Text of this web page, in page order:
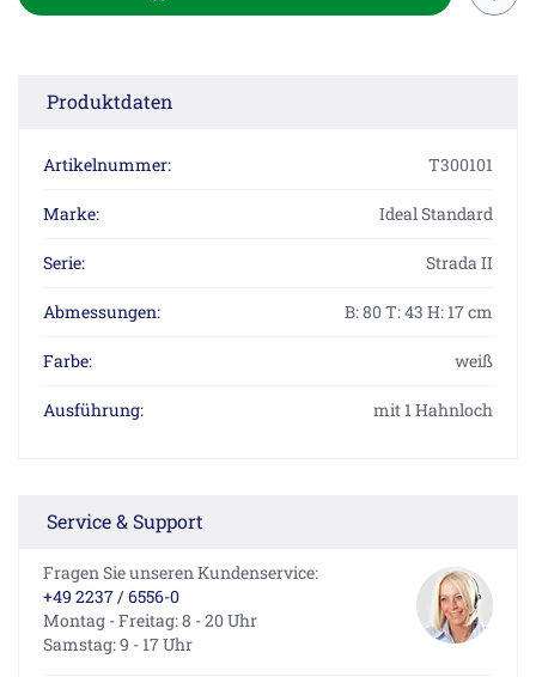
Produktdaten
Artikelnummer: T300101
Marke: Ideal Standard
Serie: Strada II
Abmessungen: B: 80 T: 43 H: 17 cm
Farbe: weiß
Ausführung: mit 1 Hahnloch
Service & Support
Fragen Sie unseren Kundenservice:
+49 2237 / 6556-0
Montag - Freitag: 8 - 20 Uhr
Samstag: 9 - 17 Uhr